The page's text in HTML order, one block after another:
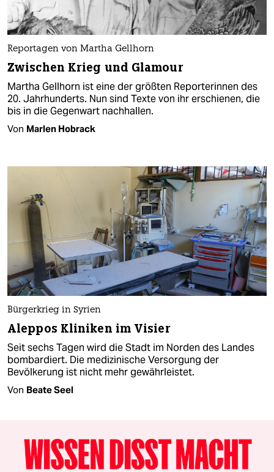
Reportagen von Martha Gellhorn
Zwischen Krieg und Glamour
Martha Gellhorn ist eine der größten Reporterinnen des
20. Jahrhunderts. Nun sind Texte von ihr erschienen, die
bis in die Gegenwart nachhallen.
Von Marlen Hobrack
Bürgerkrieg in Syrien
Aleppos Kliniken im Visier
Seit sechs Tagen wird die Stadt im Norden des Landes
bombardiert. Die medizinische Versorgung der
Bevölkerung ist nicht mehr gewährleistet.
Von Beate Seel